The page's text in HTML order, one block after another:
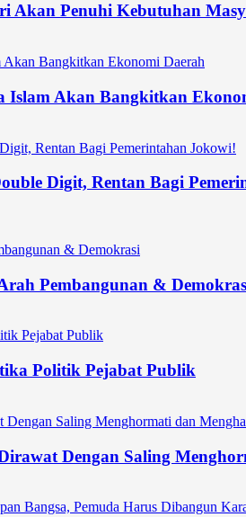
Akan Penuhi Kebutuhan
Islam Akan Bangkitkan
Digit, Rentan Bagi
Pembangunan &
Politik Pejabat Publik
Dengan Saling